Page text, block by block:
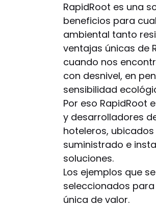
RapidRoot es una
beneficios para
ambiental tanto
ventajas únicas de
cuando nos
con desnivel, en
sensibilidad
Por eso RapidRoot
y desarrolladores
hoteleros,
suministrado e
soluciones.
Los ejemplos que
seleccionados
única de valor.